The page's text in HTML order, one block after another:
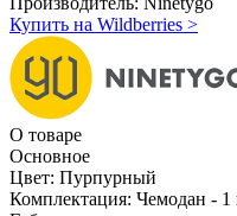
Купить на Wildberries >
О товаре
Основное
Цвет: Пурпурный
Комплектация: Чемодан - 1